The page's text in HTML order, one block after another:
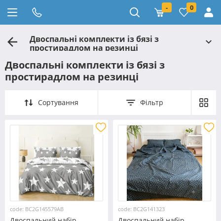
- 0
Двоспальні комплекти із бязі з
простирадлом на резинці
Двоспальні комплекти із бязі з
простирадлом на резинці
Сортування Фільтр
code: BC2G145579AB code: BC2G141323